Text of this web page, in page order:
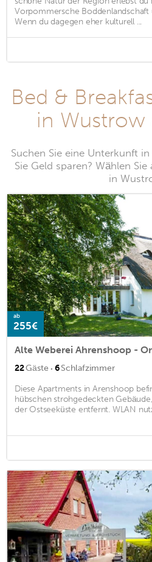
Vorpommersche
Wenn du dagegen eher kulturell ...
Bed &
in Wustrow
Suchen Sie eine Unterkunft
Sie Geld sparen? Wählen
in
ab
255€
Alte Weberei Ahrenshoop -
22Gäste · 6Schlafzimmer
Diese Apartments in Arenshoop
hübschen strohgedeckten
der Ostseeküste entfernt. WLAN